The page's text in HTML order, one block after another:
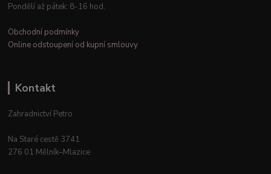
Pondělí až pátek: 8-16 hod.
Obchodní podmínky
Online odstoupení od kupní smlouvy
Kontakt
Zahradnictví Petro
Na Staré cestě 3741
276 01 Mělník–Mlazice